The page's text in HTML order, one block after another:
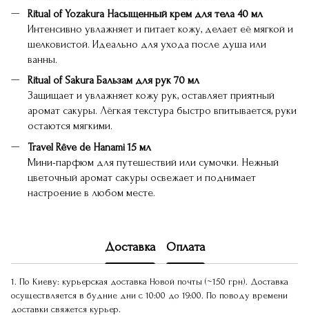
Ritual of Yozakura Насыщенный крем для тела 40 мл
Интенсивно увлажняет и питает кожу, делает её мягкой и
шелковистой. Идеально для ухода после душа или
ванны.
Ritual of Sakura Бальзам для рук 70 мл
Защищает и увлажняет кожу рук, оставляет приятный
аромат сакуры. Лёгкая текстура быстро впитывается, руки
остаются мягкими.
Travel Rêve de Hanami 15 мл
Мини-парфюм для путешествий или сумочки. Нежный
цветочный аромат сакуры освежает и поднимает
настроение в любом месте.
Доставка Оплата
1. По Киеву: курьерская доставка Новой почты (~150 грн). Доставка
осуществляется в будние дни с 10:00 до 19:00. По поводу времени
доставки свяжется курьер.